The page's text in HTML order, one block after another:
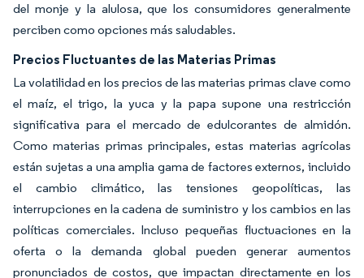
del monje y la alulosa, que los consumidores generalmente
perciben como opciones más saludables.
Precios Fluctuantes de las Materias Primas
La volatilidad en los precios de las materias primas clave como
el maíz, el trigo, la yuca y la papa supone una restricción
significativa para el mercado de edulcorantes de almidón.
Como materias primas principales, estas materias agrícolas
están sujetas a una amplia gama de factores externos, incluido
el cambio climático, las tensiones geopolíticas, las
interrupciones en la cadena de suministro y los cambios en las
políticas comerciales. Incluso pequeñas fluctuaciones en la
oferta o la demanda global pueden generar aumentos
pronunciados de costos, que impactan directamente en los